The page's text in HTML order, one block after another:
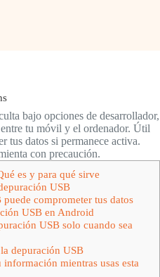
bajo opciones de desarrollador,
tu móvil y el ordenador. Útil
tus datos si permanece activa.
con precaución.
es y para qué sirve
USB
comprometer tus datos
USB en Android
USB solo cuando sea
depuración USB
mientras usas esta